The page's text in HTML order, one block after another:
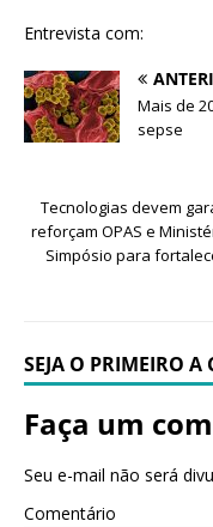
Entrevista com:
Mais de
sepse
Tecnologias devem
reforçam OPAS e
Simpósio para
SEJA O PRIMEIRO A
Faça um
Seu e-mail não será
Comentário